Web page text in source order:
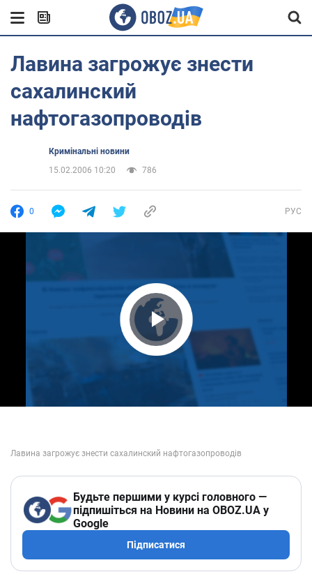
Лавина загрожує знести
сахалинский
нафтогазопроводів
Кримінальні новини
15.02.2006 10:20
786
0 РУС
Play Video
Будьте першими у курсі головного —
підпишіться на Новини на OBOZ.UA у
Google
Підписатися